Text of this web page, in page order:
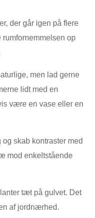
der går igen på flere
rumfornemmelsen op
men lad gerne
lidt med en
være en vase eller en
skab kontraster med
mod enkeltstående
tæt på gulvet. Det
af jordnærhed.